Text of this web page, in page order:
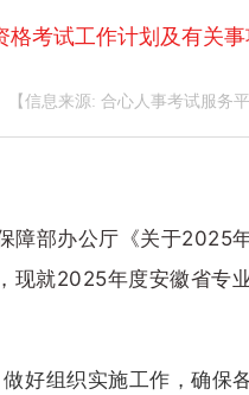
格考试工作计划及有关
【信息来源: 合心人事考试服务平
部办公厅《关于2025
就2025年度安徽省专
好组织实施工作，确保